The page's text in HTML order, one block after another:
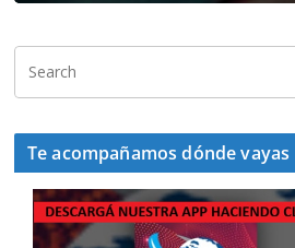
Te acompañamos dónde vayas